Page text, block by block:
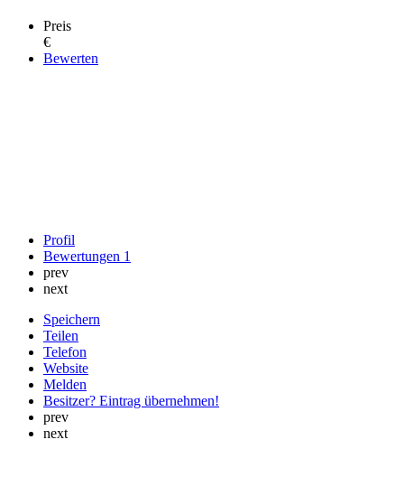
Preis
€
Bewerten
Profil
Bewertungen 1
prev
next
Speichern
Teilen
Telefon
Website
Melden
Besitzer? Eintrag übernehmen!
prev
next